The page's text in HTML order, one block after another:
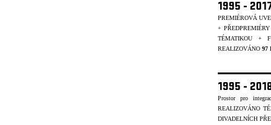
1995 -
PREMIÉROVÁ
+
TÉMATIKOU +
REALIZOVÁNO 97
1995 -
Prostor pro
REALIZOVÁNO
DIVADELNÍCH